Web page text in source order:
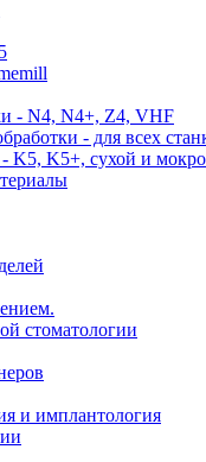
- N4, N4+, Z4, VHF
- для всех
K5, K5+, сухой и
стоматологии
и имплантология